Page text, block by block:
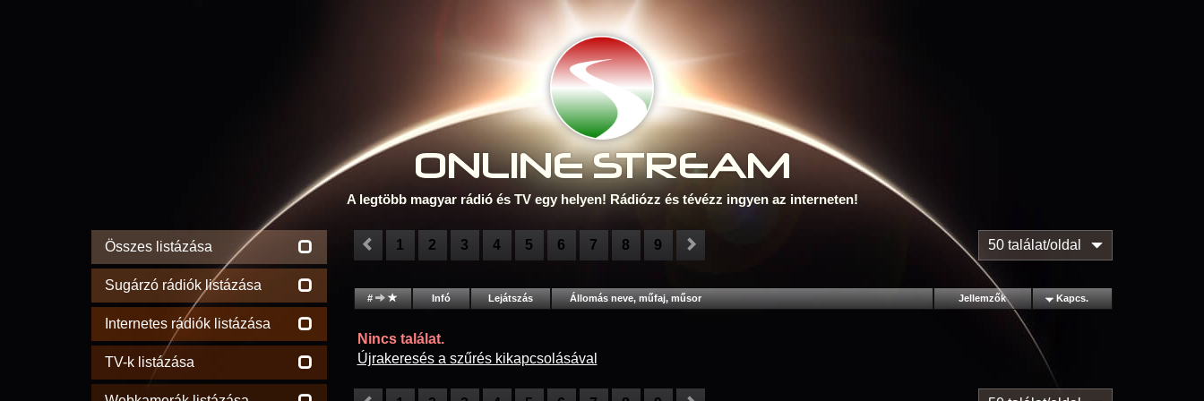
ONLINE STREAM
A legtöbb magyar rádió és TV egy helyen! Rádiózz és tévézz ingyen az interneten!
Összes listázása
Sugárzó rádiók listázása
Internetes rádiók listázása
TV-k listázása
1 2 3 4 5 6 7 8 9 50 találat/oldal
# Infó Lejátszás Állomás neve, műfaj, műsor Jellemzők Kapcs.
Nincs találat.
Újrakeresés a szűrés kikapcsolásával